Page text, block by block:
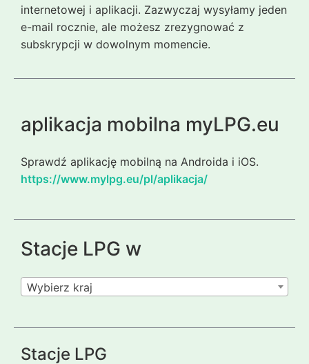
internetowej i aplikacji. Zazwyczaj wysyłamy jeden
e-mail rocznie, ale możesz zrezygnować z
subskrypcji w dowolnym momencie.
aplikacja mobilna myLPG.eu
Sprawdź aplikację mobilną na Androida i iOS.
https://www.mylpg.eu/pl/aplikacja/
Stacje LPG w
Wybierz kraj
Stacje LPG